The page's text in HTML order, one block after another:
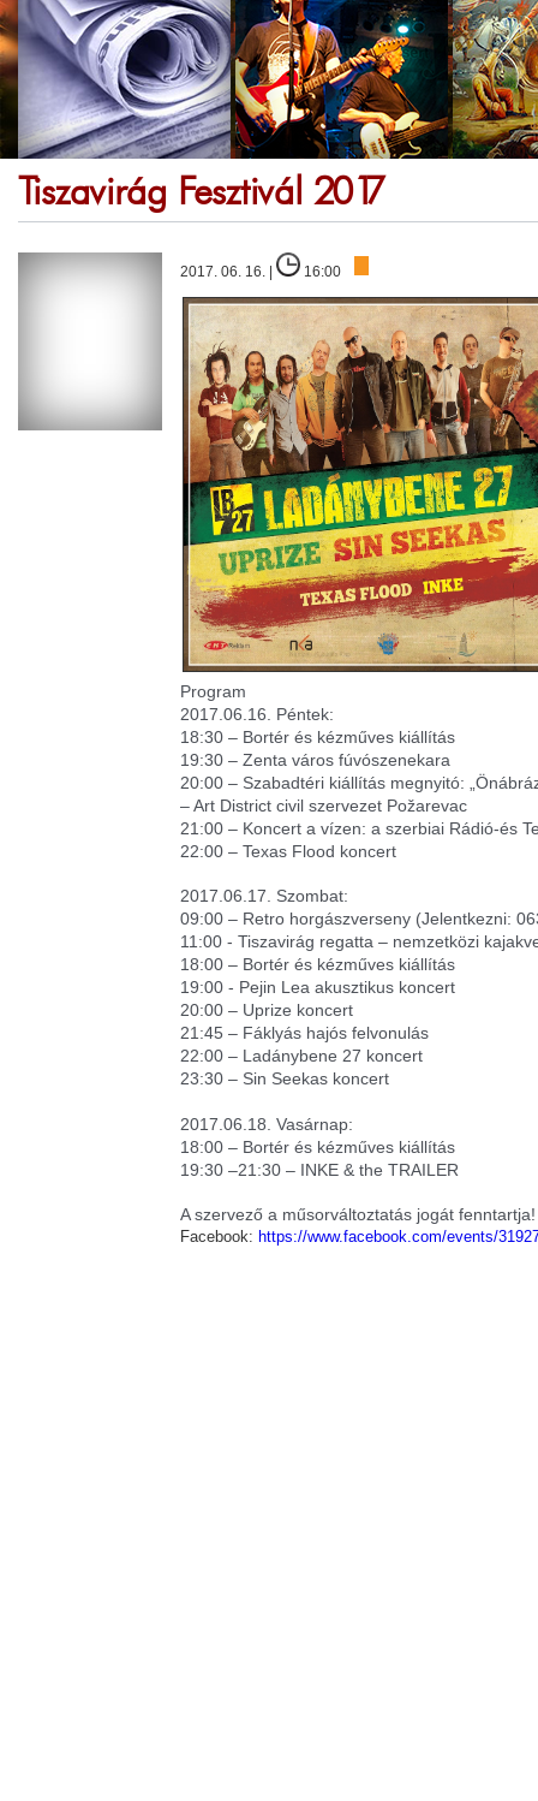
Tiszavirág Fesztivál 2017
2017. 06. 16. | 16:00
Program
2017.06.16. Péntek:
18:30 – Bortér és kézműves kiállítás
19:30 – Zenta város fúvószenekara
20:00 – Szabadtéri kiállítás megnyitó:
– Art District civil szervezet Požarevac
21:00 – Koncert a vízen: a szerbiai Rádió-és
22:00 – Texas Flood koncert
2017.06.17. Szombat:
09:00 – Retro horgászverseny (Jelentkezni:
11:00 - Tiszavirág regatta – nemzetközi
18:00 – Bortér és kézműves kiállítás
19:00 - Pejin Lea akusztikus koncert
20:00 – Uprize koncert
21:45 – Fáklyás hajós felvonulás
22:00 – Ladánybene 27 koncert
23:30 – Sin Seekas koncert
2017.06.18. Vasárnap:
18:00 – Bortér és kézműves kiállítás
19:30 –21:30 – INKE & the TRAILER
A szervező a műsorváltoztatás jogát fenntartja!
Facebook: https://www.facebook.com/events/